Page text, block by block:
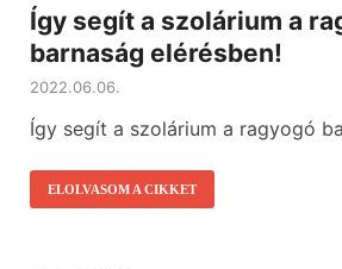
Így segít a szolárium a
barnaság elérésben!
2022.06.06.
Így segít a szolárium a ragyogó
ELOLVASOM A CIKKET